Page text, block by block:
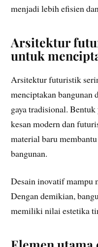
menjadi lebih efisien
Arsitektur
untuk
Arsitektur futuristik
menciptakan bangunan
gaya tradisional.
kesan modern dan
material baru
bangunan.
Desain inovatif mampu
Dengan demikian,
memiliki nilai estetika